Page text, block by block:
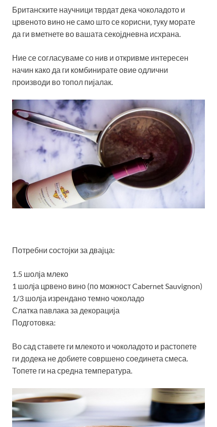
Британските научници тврдат дека чоколадото и
црвеното вино не само што се корисни, туку морате
да ги вметнете во вашата секојдневна исхрана.
Ние се согласуваме со нив и откривме интересен
начин како да ги комбинирате овие одлични
производи во топол пијалак.
Потребни состојки за двајца:
1.5 шолја млеко
1 шолја црвено вино (по можност Cabernet Sauvignon)
1/3 шолја изрендано темно чоколадо
Слатка павлака за декорација
Подготовка:
Во сад ставете ги млекото и чоколадото и растопете
ги додека не добиете совршено соединета смеса.
Топете ги на средна температура.